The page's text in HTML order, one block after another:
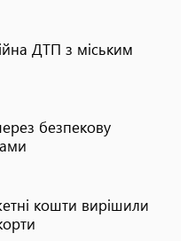
ДТП з міським
безпекову
кошти вирішили